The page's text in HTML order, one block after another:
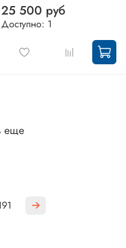
25 500 руб
Доступно: 1
еще